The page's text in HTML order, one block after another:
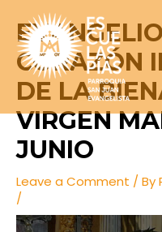
content
CORAZÓN
DE LA
VIRGEN
JUNIO
Leave a Comment / By
/
navigation